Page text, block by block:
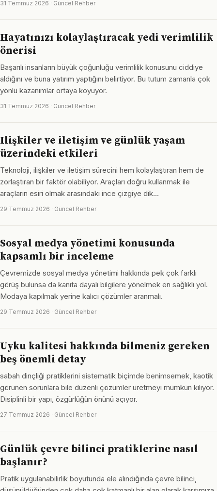
31 Temmuz 2026 · Güncel Rehber
Hayatınızı kolaylaştıracak yedi verimlilik
önerisi
Başarılı insanların büyük çoğunluğu verimlilik konusunu ciddiye
aldığını ve buna yatırım yaptığını belirtiyor. Bu tutum zamanla çok
yönlü kazanımlar ortaya koyuyor.
31 Temmuz 2026 · Güncel Rehber
Ilişkiler ve iletişim ve günlük yaşam
üzerindeki etkileri
Teknoloji, ilişkiler ve iletişim sürecini hem kolaylaştıran hem de
zorlaştıran bir faktör olabiliyor. Araçları doğru kullanmak ile
araçların esiri olmak arasındaki ince çizgiye dik…
29 Temmuz 2026 · Güncel Rehber
Sosyal medya yönetimi konusunda
kapsamlı bir inceleme
Çevremizde sosyal medya yönetimi hakkında pek çok farklı
görüş bulunsa da kanıta dayalı bilgilere yönelmek en sağlıklı yol.
Modaya kapılmak yerine kalıcı çözümler aranmalı.
29 Temmuz 2026 · Güncel Rehber
Uyku kalitesi hakkında bilmeniz gereken
beş önemli detay
sabah dinçliği pratiklerini sistematik biçimde benimsemek, kaotik
görünen sorunlara bile düzenli çözümler üretmeyi mümkün kılıyor.
Disiplinli bir yapı, özgürlüğün önünü açıyor.
27 Temmuz 2026 · Güncel Rehber
Günlük çevre bilinci pratiklerine nasıl
başlanır?
Pratik uygulanabilirlik boyutunda ele alındığında çevre bilinci,